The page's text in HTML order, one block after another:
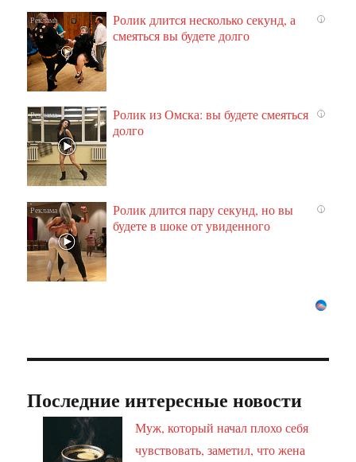
i
Ролик длится несколько секунд, а
смеяться вы будете долго
i
Ролик из Омска: вы будете смеяться
долго
i
Ролик длится пару секунд, но вы
будете в шоке от увиденного
Последние интересные новости
Муж, который начал плохо себя
чувствовать, заметил, что жена